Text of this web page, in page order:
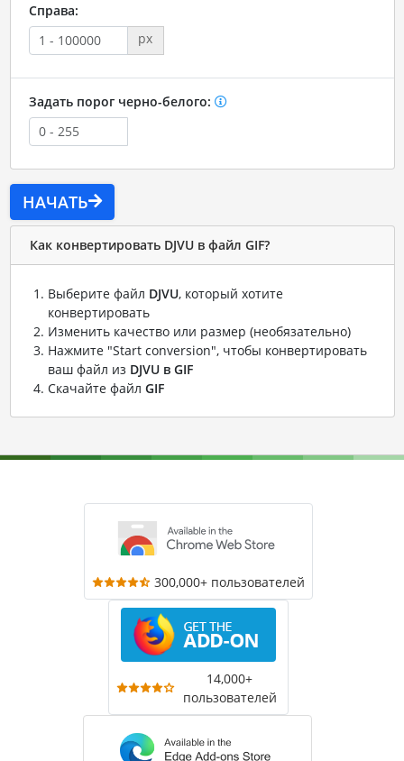
Справа:
px
Задать порог черно-белого:
НАЧАТЬ
Как конвертировать DJVU в файл GIF?
Выберите файл DJVU, который хотите
конвертировать
Изменить качество или размер (необязательно)
Нажмите "Start conversion", чтобы конвертировать
ваш файл из DJVU в GIF
Скачайте файл GIF
300,000+ пользователей
14,000+
пользователей